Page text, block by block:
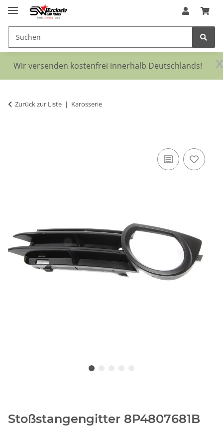
x
Wir versenden kostenfrei innerhalb Deutschlands!
Zurück zur Liste Karosserie
Stoßstangengitter 8P4807681B